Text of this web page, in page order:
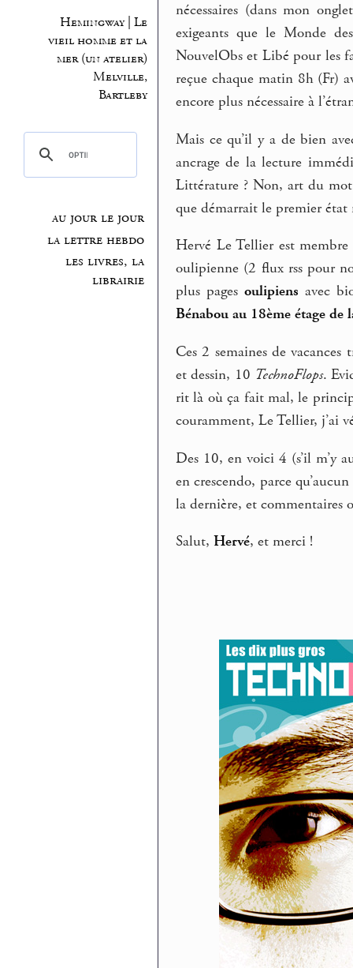
Hemingway | Le
vieil homme et la
mer (un atelier)
Melville,
Bartleby
au jour le jour
la lettre hebdo
les livres, la
librairie
nécessaires (dans mon
exigeants que le Monde
NouvelObs et Libé pour les
reçue chaque matin 8h (Fr)
encore plus nécessaire à
Mais ce qu’il y a de bien
ancrage de la lecture
Littérature ? Non, art du
que démarrait le premier
Hervé Le Tellier est
oulipienne (2 flux rss pour
plus pagesoulipiens avec
Bénabou au 18ème étage de
Ces 2 semaines de
et dessin, 10 TechnoFlops.
rit là où ça fait mal, le
couramment, Le Tellier, j’ai
Des 10, en voici 4 (s’il m’y
en crescendo, parce
la dernière, et commentaires
Salut,Hervé, et merci !